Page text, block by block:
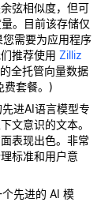
弦相似度，但可
。目前该存储仅
需要为应用程序
推荐使用 Zilliz
全托管向量数据
费套餐。)
进AI语言模型专
文意识的文本。
表现出色。非常
标准和用户意
先进的 AI 模